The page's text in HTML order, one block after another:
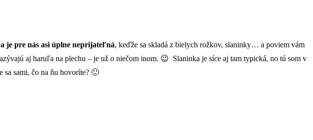
je pre nás asi úplne neprijateľná, keďže sa skladá z bielych rožkov, slaninky… a poviem vám
aj haruľa na plechu – je už o niečom inom. 😉 Slaninka je síce aj tam typická, no tú som v
sa sami, čo na ňu hovoríte? 🙂